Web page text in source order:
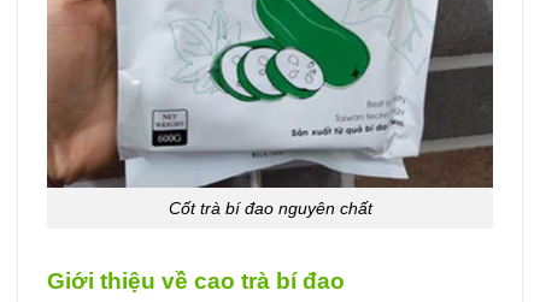
Cốt trà bí đao nguyên chất
Giới thiệu về cao trà bí đao